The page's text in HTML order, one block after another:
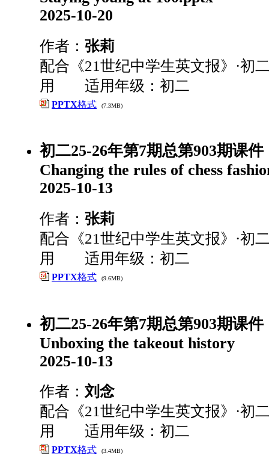
2025-10-20
作者： 张莉
配合《21世纪中学生英文报》·初
用 适用年级：初二
PPTX格式 (7.3MB)
初二25-26年第7期总第903期课件
Changing the rules of chess
2025-10-13
作者： 张莉
配合《21世纪中学生英文报》·初
用 适用年级：初二
PPTX格式 (9.6MB)
初二25-26年第7期总第903期课件
Unboxing the takeout history
2025-10-13
作者： 刘念
配合《21世纪中学生英文报》·初
用 适用年级：初二
PPTX格式 (3.4MB)